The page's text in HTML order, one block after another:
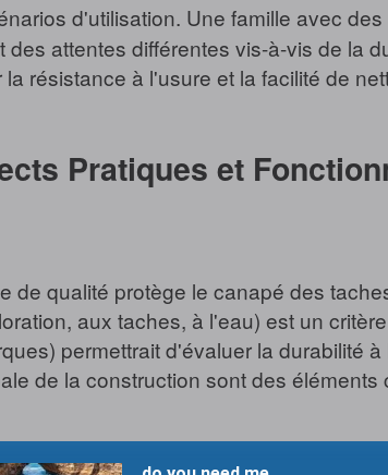
d'utilisation. Une famille avec
attentes différentes vis-à-vis de la
résistance à l'usure et la facilité de
Pratiques et
de qualité protège le canapé des
aux taches, à l'eau) est un
permettrait d'évaluer la durabilité
de la construction sont des éléments